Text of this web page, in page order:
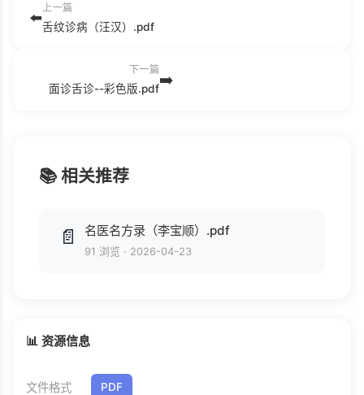
⬅️
上一篇
舌纹诊病（汪汉）.pdf
下一篇
面诊舌诊--彩色版.pdf➡️
📚 相关推荐
📄 名医名方录（李宝顺）.pdf
91 浏览 · 2026-04-23
📊 资源信息
文件格式 PDF